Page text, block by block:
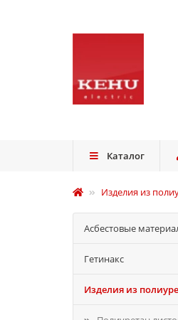
Каталог
Изделия из
Асбестовые
Гетинакс
Изделия из